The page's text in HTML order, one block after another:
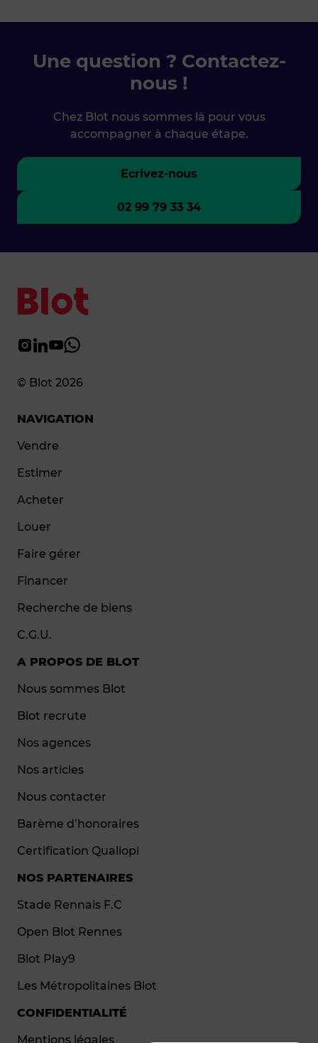
Une question ? Contactez-
nous !
Chez Blot nous sommes là pour vous
accompagner à chaque étape.
Ecrivez-nous
02 99 79 33 34
© Blot 2026
NAVIGATION
Vendre
Estimer
Acheter
Louer
Faire gérer
Financer
Recherche de biens
C.G.U.
A PROPOS DE BLOT
Nous sommes Blot
Blot recrute
Nos agences
Nos articles
Nous contacter
Barème d’honoraires
Certification Qualiopi
NOS PARTENAIRES
Stade Rennais F.C
Open Blot Rennes
Blot Play9
Les Métropolitaines Blot
CONFIDENTIALITÉ
Mentions légales